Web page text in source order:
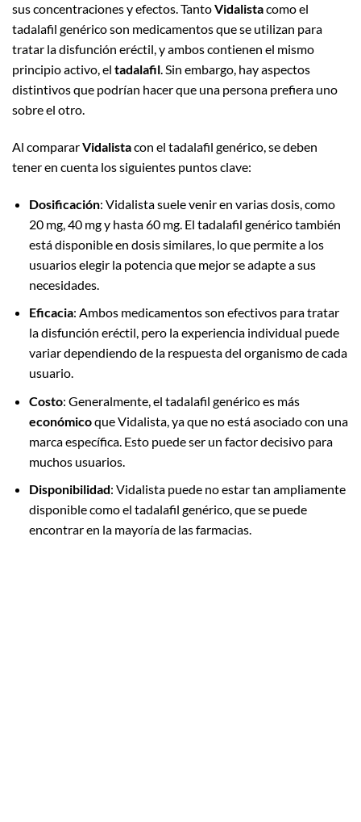
sus concentraciones y efectos. TantoVidalistacomo el
tadalafil genérico son medicamentos que se utilizan para
tratar la disfunción eréctil, y ambos contienen el mismo
principio activo, el tadalafil. Sin embargo, hay aspectos
distintivos que podrían hacer que una persona prefiera uno
sobre el otro.
Al compararVidalistacon el tadalafil genérico, se deben
tener en cuenta los siguientes puntos clave:
Dosificación: Vidalista suele venir en varias dosis, como
20 mg, 40 mg y hasta 60 mg. El tadalafil genérico también
está disponible en dosis similares, lo que permite a los
usuarios elegir la potencia que mejor se adapte a sus
necesidades.
Eficacia: Ambos medicamentos son efectivos para tratar
la disfunción eréctil, pero la experiencia individual puede
variar dependiendo de la respuesta del organismo de cada
usuario.
Costo: Generalmente, el tadalafil genérico es más
económicoque Vidalista, ya que no está asociado con una
marca específica. Esto puede ser un factor decisivo para
muchos usuarios.
Disponibilidad: Vidalista puede no estar tan ampliamente
disponible como el tadalafil genérico, que se puede
encontrar en la mayoría de las farmacias.